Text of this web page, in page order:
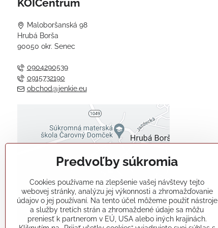
KOICentrum
Maloboršanská 98
Hrubá Borša
90050 okr. Senec
0904290539
0915732190
obchod@jenkie.eu
Externý obsah je blokovaný
Prajete si načítať externý obsah?
Povoliť tentokrát
Povoliť a zapamätať - súhlas s
druhom cookie: Funkčné
Predvoľby súkromia
Cookies používame na zlepšenie vašej návštevy tejto
webovej stránky, analýzu jej výkonnosti a zhromažďovanie
údajov o jej používaní. Na tento účel môžeme použiť nástroje
a služby tretích strán a zhromaždené údaje sa môžu
preniesť k partnerom v EÚ, USA alebo iných krajinách.